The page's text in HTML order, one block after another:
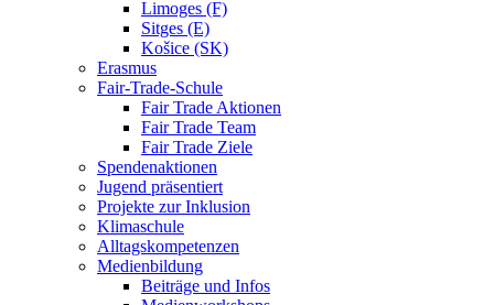
Limoges (F)
Sitges (E)
Košice (SK)
Erasmus
Fair-Trade-Schule
Fair Trade Aktionen
Fair Trade Team
Fair Trade Ziele
Spendenaktionen
Jugend präsentiert
Projekte zur Inklusion
Klimaschule
Alltagskompetenzen
Medienbildung
Beiträge und Infos